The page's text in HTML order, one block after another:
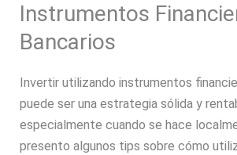
Instrumentos
Bancarios
Invertir utilizando instrumentos
puede ser una estrategia sólida y
especialmente cuando se hace
presento algunos tips sobre cómo